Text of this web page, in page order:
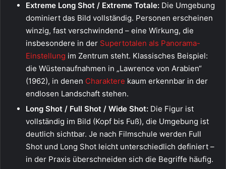
Extreme Long Shot / Extreme Totale: Die Umgebung
dominiert das Bild vollständig. Personen erscheinen
winzig, fast verschwindend – eine Wirkung, die
insbesondere in der Supertotalen als Panorama-
Einstellung im Zentrum steht. Klassisches Beispiel:
die Wüstenaufnahmen in „Lawrence von Arabien“
(1962), in denen Charaktere kaum erkennbar in der
endlosen Landschaft stehen.
Long Shot / Full Shot / Wide Shot: Die Figur ist
vollständig im Bild (Kopf bis Fuß), die Umgebung ist
deutlich sichtbar. Je nach Filmschule werden Full
Shot und Long Shot leicht unterschiedlich definiert –
in der Praxis überschneiden sich die Begriffe häufig.